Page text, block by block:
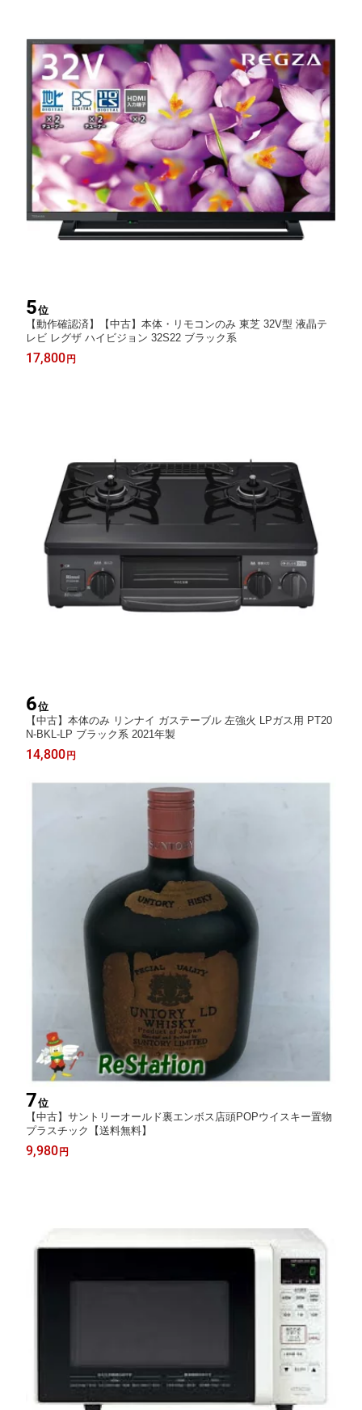
5位
【動作確認済】【中古】本体・リモコンのみ 東芝 32V型 液晶テ
レビ レグザ ハイビジョン 32S22 ブラック系
17,800 円
6位
【中古】本体のみ リンナイ ガステーブル 左強火 LPガス用 PT20
N-BKL-LP ブラック系 2021年製
14,800 円
7位
【中古】サントリーオールド裏エンボス店頭POPウイスキー置物
プラスチック【送料無料】
9,980 円